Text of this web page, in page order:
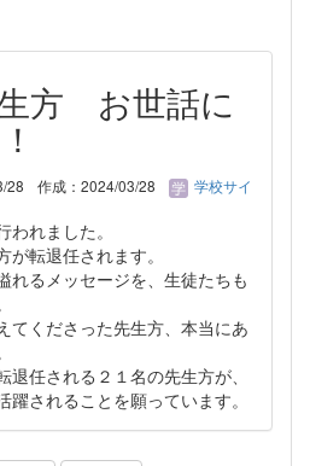
方 お世話に
28 作成：2024/03/28
学校サイ
れました。
転退任されます。
れるメッセージを、生徒たちも
てくださった先生方、本当にあ
任される２１名の先生方が、
されることを願っています。